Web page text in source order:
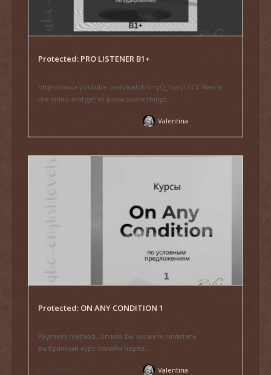
Protected: PRO LISTENER B1+
https://www.youtube.com/watch?v=yQ_Nvnj1XCY Watch
the video and get to know some things...
Valentina
Protected: ON ANY CONDITION 1
Payment method. Оплата Вы можете оплатить
выбранный курс онлайн через...
₽2,199.00 Valentina